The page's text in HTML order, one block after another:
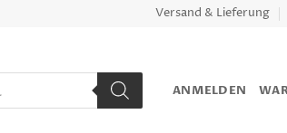
Versand & Lieferung
ANMELDEN